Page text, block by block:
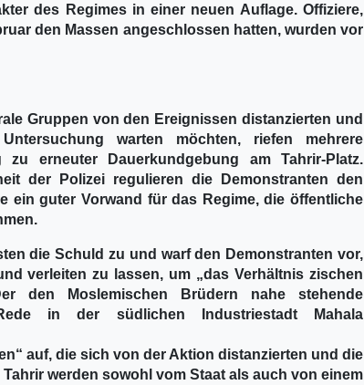
des Regimes in einer neuen Auflage. Offiziere,
den Massen angeschlossen hatten, wurden vor
Gruppen von den Ereignissen distanzierten und
warten möchten, riefen mehrere
zu erneuter Dauerkundgebung am Tahrir-Platz.
der Polizei regulieren die Demonstranten den
ein guter Vorwand für das Regime, die öffentliche
die Schuld zu und warf den Demonstranten vor,
verleiten zu lassen, um „das Verhältnis zischen
den Moslemischen Brüdern nahe stehende
in der südlichen Industriestadt Mahala
auf, die sich von der Aktion distanzierten und die
werden sowohl vom Staat als auch von einem